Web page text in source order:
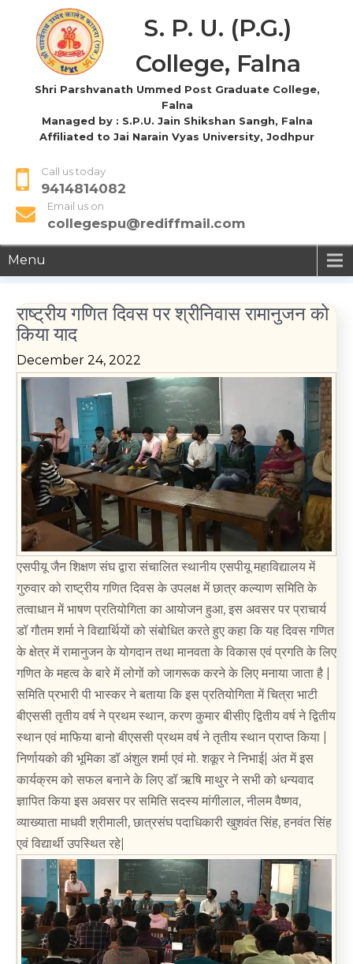
S. P. U. (P.G.)
College, Falna
Shri Parshvanath Ummed Post Graduate College,
Falna
Managed by : S.P.U. Jain Shikshan Sangh, Falna
Affiliated to Jai Narain Vyas University, Jodhpur
Call us today
9414814082
Email us on
collegespu@rediffmail.com
Menu
राष्ट्रीय गणित दिवस पर श्रीनिवास रामानुजन को
किया याद
December 24, 2022
एसपीयू जैन शिक्षण संघ द्वारा संचालित स्थानीय एसपीयू महाविद्यालय में
गुरुवार को राष्ट्रीय गणित दिवस के उपलक्ष में छात्र कल्याण समिति के
तत्वाधान में भाषण प्रतियोगिता का आयोजन हुआ, इस अवसर पर प्राचार्य
डॉ गौतम शर्मा ने विद्यार्थियों को संबोधित करते हुए कहा कि यह दिवस गणित
के क्षेत्र में रामानुजन के योगदान तथा मानवता के विकास एवं प्रगति के लिए
गणित के महत्व के बारे में लोगों को जागरूक करने के लिए मनाया जाता है |
समिति प्रभारी पी भास्कर ने बताया कि इस प्रतियोगिता में चित्रा भाटी
बीएससी तृतीय वर्ष ने प्रथम स्थान, करण कुमार बीसीए द्वितीय वर्ष ने द्वितीय
स्थान एवं माफिया बानो बीएससी प्रथम वर्ष ने तृतीय स्थान प्राप्त किया |
निर्णायको की भूमिका डॉ अंशुल शर्मा एवं मो. शकूर ने निभाई| अंत में इस
कार्यक्रम को सफल बनाने के लिए डॉ ऋषि माथुर ने सभी को धन्यवाद
ज्ञापित किया इस अवसर पर समिति सदस्य मांगीलाल, नीलम वैष्णव,
व्याख्याता माधवी श्रीमाली, छात्रसंघ पदाधिकारी खुशवंत सिंह, हनवंत सिंह
एवं विद्यार्थी उपस्थित रहे|